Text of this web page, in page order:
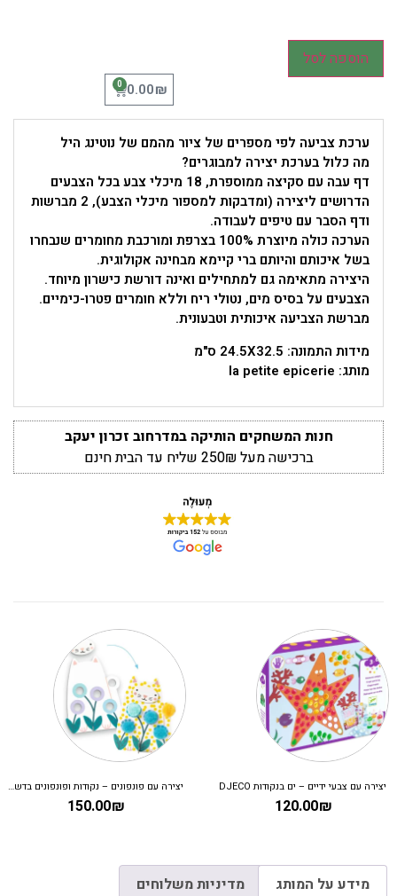
הוספה לסל
0.00₪
0
ערכת צביעה לפי מספרים של ציור מהמם של נוטינג היל
מה כלול בערכת יצירה למבוגרים?
דף עבה עם סקיצה ממוספרת, 18 מיכלי צבע בכל הצבעים
הדרושים ליצירה (ומדבקות למספור מיכלי הצבע), 2 מברשות
ודף הסבר עם טיפים לעבודה.
הערכה כולה מיוצרת 100% בצרפת ומורכבת מחומרים שנבחרו
בשל איכותם והיותם ברי קיימא מבחינה אקולוגית.
היצירה מתאימה גם למתחילים ואינה דורשת כישרון מיוחד.
הצבעים על בסיס מים, נטולי ריח וללא חומרים פטרו-כימיים.
מברשת הצביעה איכותית וטבעונית.
מידות התמונה: 24.5X32.5 ס"מ
מותג: la petite epicerie
חנות המשחקים הותיקה במדרחוב זכרון יעקב
ברכישה מעל 250₪ שליח עד הבית חינם
יצירה עם צבעי ידיים – ים בנקודות DJECO
120.00₪
יצירה עם פונפונים – נקודות ופונפונים בדשא DJECO
150.00₪
מידע על המותג מדיניות משלוחים